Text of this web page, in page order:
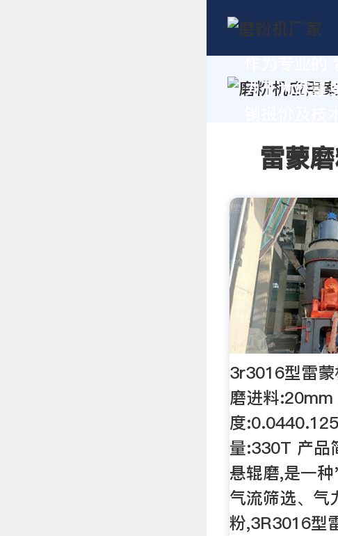
力于为您量
雷蒙
3r3016型雷
磨进料:20mm
度
量:330T 产品
悬辊磨,是一
气流筛选、气
粉,3R3016型